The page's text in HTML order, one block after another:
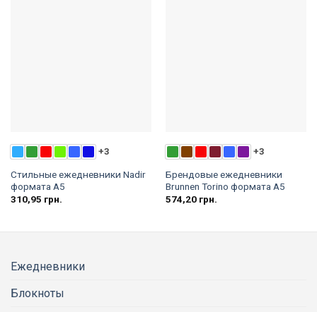
+3
Стильные ежедневники Nadir
формата А5
310,95 грн.
+3
Брендовые ежедневники
Brunnen Torino формата А5
574,20 грн.
Ежедневники
Блокноты